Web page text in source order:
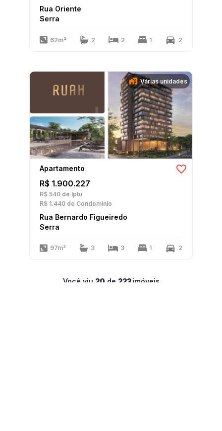
Rua Oriente
Serra
62m² 2 2 1 2
Várias unidades
Apartamento
R$ 1.900.227
R$ 540 de Iptu
R$ 1.440 de Condomínio
Rua Bernardo Figueiredo
Serra
97m² 3 3 1 2
Você viu 20 de 223 imóveis